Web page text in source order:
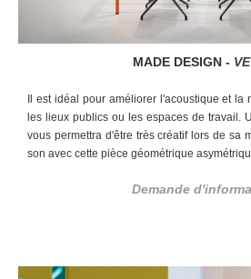
MADE DESIGN -
Il est idéal pour améliorer l'acoustique et
les lieux publics ou les espaces de travail.
vous permettra d'être très créatif lors de sa
son avec cette pièce géométrique
Demande